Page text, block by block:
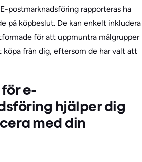
postmarknadsföring rapporteras ha
på köpbeslut. De kan enkelt inkludera
för att uppmuntra målgrupper
köpa från dig, eftersom de har valt att
för e-
hjälper dig
med din